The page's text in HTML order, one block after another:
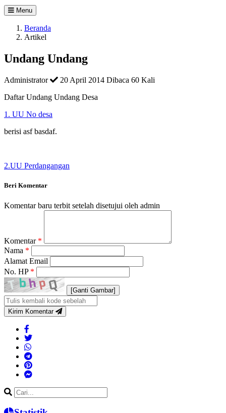
Menu
Beranda
Artikel
Undang Undang
Administrator 20 April 2014 Dibaca 60 Kali
Daftar Undang Undang Desa
1. UU No desa
berisi asf basdaf.
2.UU Perdangangan
Beri Komentar
Komentar baru terbit setelah disetujui oleh admin
Komentar *
Nama *
Alamat Email
No. HP *
[Ganti Gambar]
Kirim Komentar